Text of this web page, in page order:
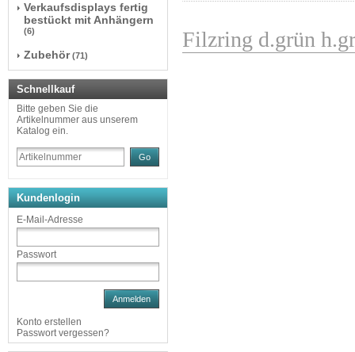
Filzring d.grün
Verkaufsdisplays fertig
bestückt mit Anhängern
(6)
Zubehör (71)
Schnellkauf
Bitte geben Sie die
Artikelnummer aus unserem
Katalog ein.
Go
Kundenlogin
E-Mail-Adresse
Passwort
Anmelden
Konto erstellen
Passwort vergessen?